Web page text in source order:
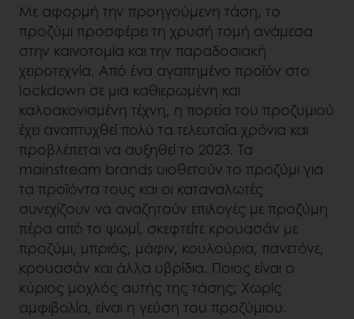
Με αφορμή την προηγούμενη τάση, το
προζύμι προσφέρει τη χρυσή τομή ανάμεσα
στην καινοτομία και την παραδοσιακή
χειροτεχνία. Από ένα αγαπημένο προϊόν στο
lockdown σε μια καθιερωμένη και
καλοακονισμένη τέχνη, η πορεία του προζυμιού
έχει αναπτυχθεί πολύ τα τελευταία χρόνια και
προβλέπεται να αυξηθεί το 2023. Τα
mainstream brands υιοθετούν το προζύμι για
τα προϊόντα τους και οι καταναλωτές
συνεχίζουν να αναζητούν επιλογές με προζύμη
πέρα από το ψωμί, σκεφτείτε κρουασάν με
προζύμι, μπριός, μάφιν, κουλούρια, πανετόνε,
κρουασάν και άλλα υβρίδια. Ποιος είναι ο
κύριος μοχλός αυτής της τάσης; Χωρίς
αμφιβολία, είναι η γεύση του προζύμιου.